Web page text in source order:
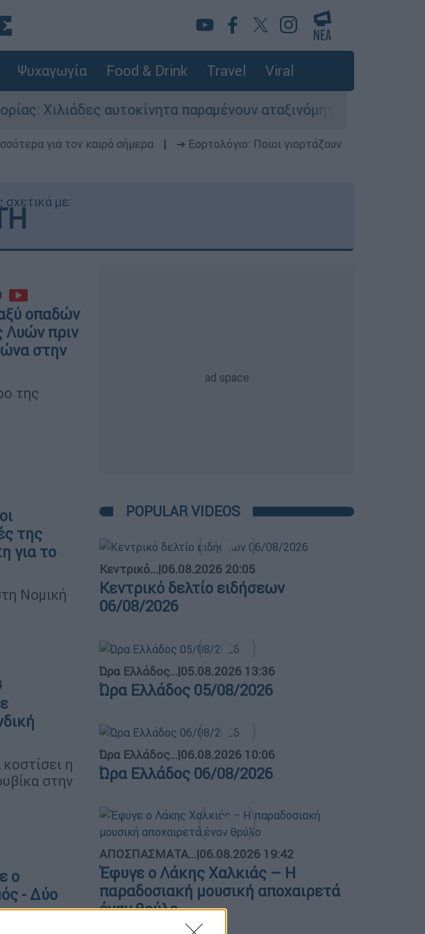
Ψυχαγωγία Food & Drink Travel Viral
παραμένουν αταξινόμητα - Λύση αναζητά το
για τον καιρό σήμερα
➔ Εορτολόγιο: Ποιοι γιορτάζουν
σχετικά με:
οπαδών
Λυών πριν
στην
της
της
για το
Νομική
η
στην
ο
- Δύο
POPULAR VIDEOS
Κεντρικό...|06.08.2026 20:05
Κεντρικό δελτίο ειδήσεων
06/08/2026
Ώρα Ελλάδος...|05.08.2026 13:36
Ώρα Ελλάδος 05/08/2026
Ώρα Ελλάδος...|06.08.2026 10:06
Ώρα Ελλάδος 06/08/2026
ΑΠΟΣΠΑΣΜΑΤΑ...|06.08.2026 19:42
Έφυγε ο Λάκης Χαλκιάς – Η
παραδοσιακή μουσική αποχαιρετά
έναν θρύλο